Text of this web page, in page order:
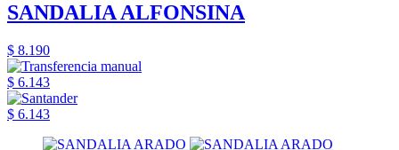
SANDALIA ALFONSINA
$ 8.190
$ 6.143
$ 6.143